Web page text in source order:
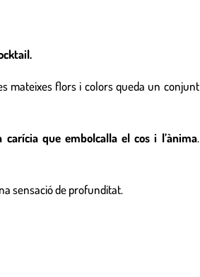
mateixes flors i colors queda un conjunt
que embolcalla el cos i l’ànima.
sensació de profunditat.